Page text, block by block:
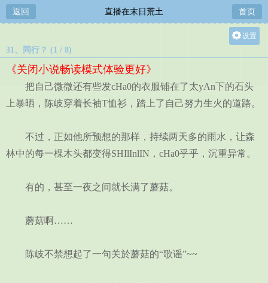
返回 直播在末日荒土 首页
设置
中
小
31、同行？ (1 / 8)
《关闭小说畅读模式体验更好》
把自己微微还有些发cHa0的衣服铺在了太yAn下的石头
上暴晒，陈岐穿着长袖T恤衫，踏上了自己努力生火的道路。
不过，正如他所预想的那样，持续两天多的雨水，让森
林中的每一棵木头都变得SHIlInlIN，cHa0乎乎，沉重异常。
有的，甚至一夜之间就长满了蘑菇。
蘑菇啊……
陈岐不禁想起了一句关於蘑菇的“歌谣”~~